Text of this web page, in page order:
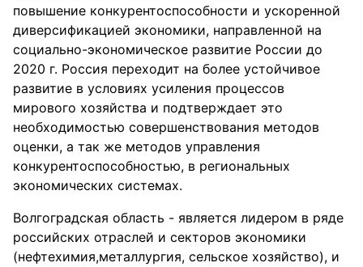
повышение конкурентоспособности и ускоренной
диверсификацией экономики, направленной на
социально-экономическое развитие России до
2020 г. Россия переходит на более устойчивое
развитие в условиях усиления процессов
мирового хозяйства и подтверждает это
необходимостью совершенствования методов
оценки, а так же методов управления
конкурентоспособностью, в региональных
экономических системах.
Волгоградская область - является лидером в ряде
российских отраслей и секторов экономики
(нефтехимия,металлургия, сельское хозяйство), и